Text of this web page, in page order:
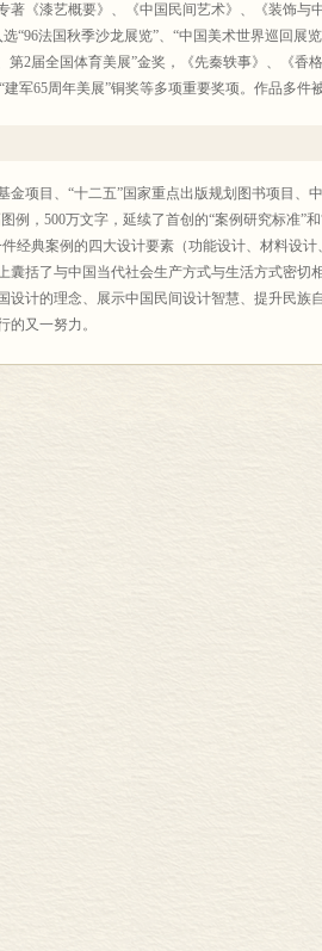
理“国内研究现状与国际学术规范存在着巨大脱
。目前国内设计高校的专业设置和资源配备、特
之间，确实存在较大差距。而《中国当代设计
解决了这一国内学术界普遍存在的难题。
漆艺概要》、《中国民间艺术》、《装饰与中
“96法国秋季沙龙展览”、“中国美术世界巡回展
2届全国体育美展”金奖，《先秦轶事》、《香
军65周年美展”铜奖等多项重要奖项。作品多件
术家协会漆画艺术委员会委员、中国美术家协会
第三层次）等。 为中国美术家协会会员，中国流
委员会成员。
士.
项目、“十二五”国家重点出版规划图书项目、
例，500万文字，延续了首创的“案例研究标准”
经典案例的四大设计要素（功能设计、材料设
括了与中国当代社会生产方式与生活方式密切
计的理念、展示中国民间设计智慧、提升民族
又一努力。